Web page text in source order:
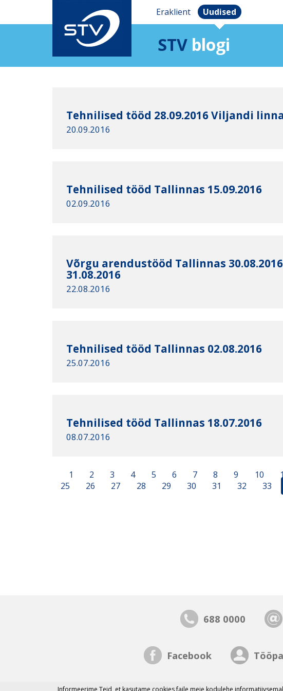
Eraklient Uudised
STV blogi
Tehnilised tööd 28.09.2016 Viljandi
20.09.2016
Tehnilised tööd Tallinnas 15.09.2016
02.09.2016
Võrgu arendustööd Tallinnas
31.08.2016
22.08.2016
Tehnilised tööd Tallinnas 02.08.2016
25.07.2016
Tehnilised tööd Tallinnas 18.07.2016
08.07.2016
1 2 3 4 5 6 7 8 9 10
25
26 27 28 29 30 31 32 33
688 0000
Facebook